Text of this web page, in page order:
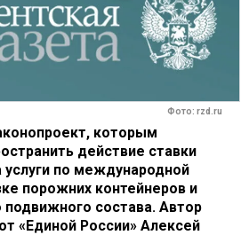
Фото: rzd.ru
которым
действие ставки
по международной
порожних контейнеров и
состава. Автор
«Единой России» Алексей